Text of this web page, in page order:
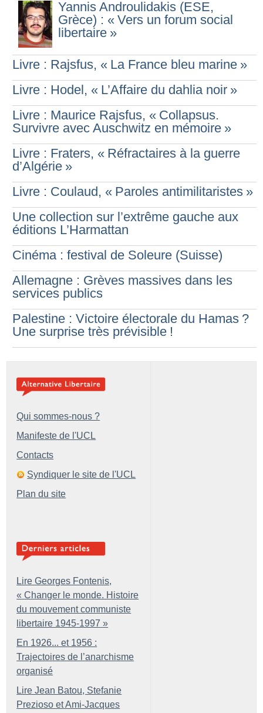
Yannis Androulidakis (ESE,
Grèce) : « Vers un forum social
libertaire »
Livre : Rajsfus, « La France bleu marine »
Livre : Hodel, « L’Affaire du dahlia noir »
Livre : Maurice Rajsfus, « Collapsus.
Survivre avec Auschwitz en mémoire »
Livre : Fraters, « Réfractaires à la guerre
d’Algérie »
Livre : Coulaud, « Paroles antimilitaristes »
Une collection sur l’extrême gauche aux
éditions L’Harmattan
Cinéma : festival de Soleure (Suisse)
Allemagne : Grèves massives dans les
services publics
Palestine : Victoire électorale du Hamas ?
Une surprise très prévisible !
Qui sommes-nous ?
Manifeste de l'UCL
Contacts
Syndiquer le site de l'UCL
Plan du site
Lire Georges Fontenis,
« Changer le monde. Histoire
du mouvement communiste
libertaire 1945-1997 »
En 1926... et 1956 :
Trajectoires de l’anarchisme
organisé
Lire Jean Batou, Stefanie
Prezioso et Ami-Jacques